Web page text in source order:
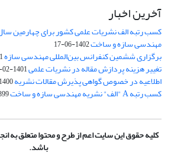
آخرین اخبار
کسب رتبه الف نشریات علمی کشور برای چهارمین
مهندسی سازه و ساخت1402-06-17
برگزاری ششمین کنفرانس بین‌المللی مهندسی سازه
تغییر هزینه پردازش مقاله در نشریات علمی1401-02-26
اطلاعیه در خصوص گواهی پذیرش مقالات نشریه1400-09-18
کسب رتبه A "الف" نشریه مهندسی سازه و ساخت 18
کلیه حقوق این سایت اعم از طرح و محتوا متعلق به
باشد.